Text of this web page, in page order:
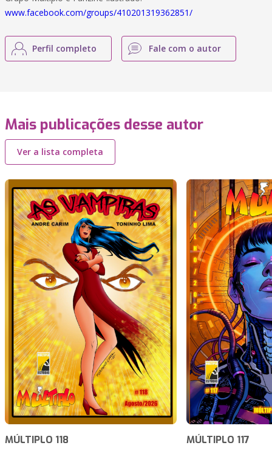
www.facebook.com/groups/410201319362851/
Perfil completo Fale com o autor
Mais publicações desse autor
Ver a lista completa
MÚLTIPLO 118 MÚLTIPLO 117